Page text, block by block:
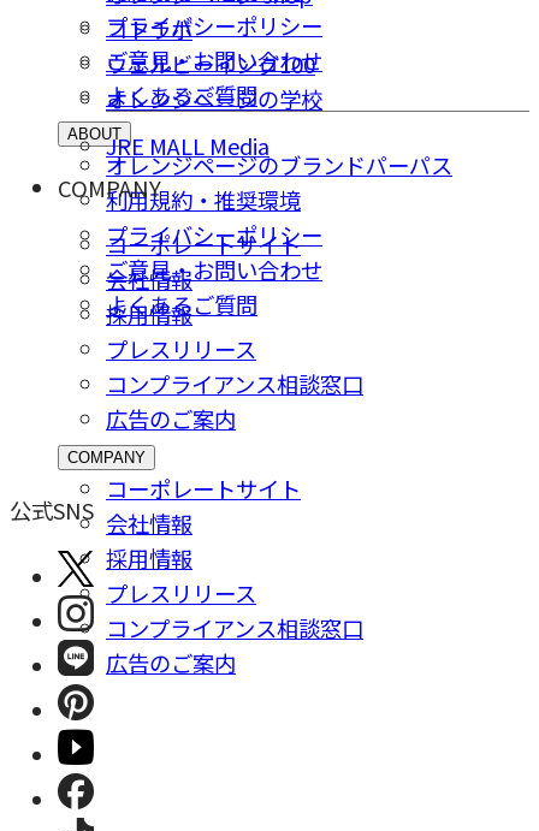
コトラボ
ウェルビーイング100
オレンジページの学校
JRE MALL Media
プライバシーポリシー
ご意⾒・お問い合わせ
よくあるご質問
ABOUT
オレンジページのブランドパーパス
利用規約・推奨環境
プライバシーポリシー
ご意⾒・お問い合わせ
よくあるご質問
COMPANY
コーポレートサイト
会社情報
採⽤情報
プレスリリース
コンプライアンス相談窓⼝
広告のご案内
COMPANY
コーポレートサイト
会社情報
採⽤情報
プレスリリース
コンプライアンス相談窓⼝
広告のご案内
公式SNS